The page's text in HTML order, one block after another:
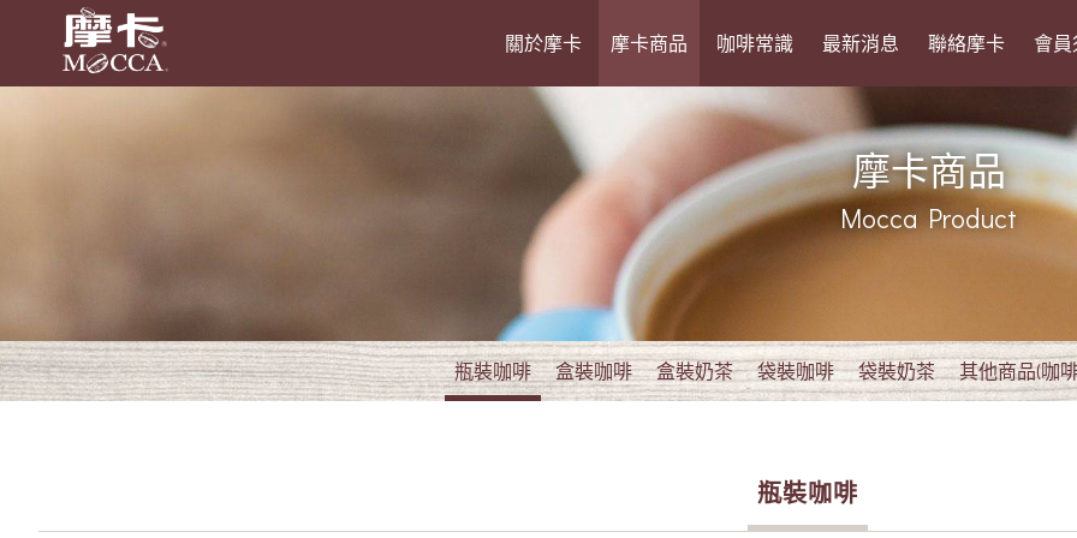
關於摩卡 摩卡商品 咖啡常識 最新消息 聯絡摩卡 會
摩卡商品
Mocca Product
瓶裝咖啡 盒裝咖啡 盒裝奶茶 袋裝咖啡 袋裝奶茶 其他商品(咖
瓶裝咖啡